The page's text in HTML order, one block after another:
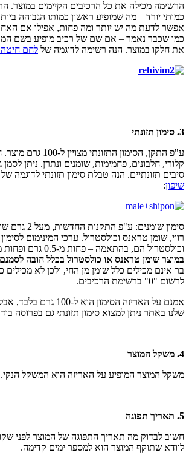
הרשימה מכילה את כל הרכיבים הקיימים במוצר.
כמותי יורד – מה שמופיע ראשון כמותו הגבוהה
אפשר לדעת מה יש יותר ומה פחות, אפילו אם
כמו שכבר נאמר – אם שם של רכיב מופיע בשם
את חלקו במוצר. הנה רשימה לדוגמה של לחם חיטה
3. סימון תזונתי
ע"פ התקן, הסימון
קלורי, חלבונים, פחמימות, שומנים ונתרן. ניתן לסמן
סיבים תזונתיים. הנה טבלת סימון תזונתי לדוגמה של
שיפון:
סימון שומנים:
ע"פ התקנות
רווי, שומן טראנס וכולסטרול. ערכי המינימום
וכולסטרול הם, בהתאמה – פחות מ-0.5 גרם ופחות מ-2.5 מ"ג.
במוצר שומן טראנס או כולסטרול בכלל חובה
בר אינם מכילים כלל שומן מן החי, ולכן לא מכילים
לרשום "0" ברשימת הרכיבים.
אמנם על האריזה הסימון הוא
שלנו באתר ניתן למצוא סימון תזונתי גם בפרוסה
4. משקל המוצר
משקל המוצר המופיע על האריזה הוא המשקל הנקי.
5. תאריך תפוגה
חשוב לבדוק מה תאריך התפוגה של המוצר לפני
לוודא שתוקף המוצר הוא למספר ימים קדימה.